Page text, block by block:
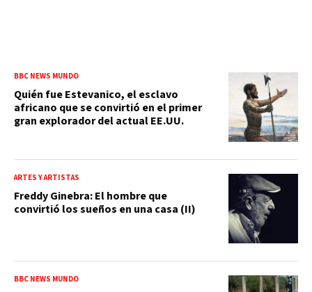
BBC NEWS MUNDO
Quién fue Estevanico, el esclavo
africano que se convirtió en el primer
gran explorador del actual EE.UU.
ARTES Y ARTISTAS
Freddy Ginebra: El hombre que
convirtió los sueños en una casa (II)
BBC NEWS MUNDO